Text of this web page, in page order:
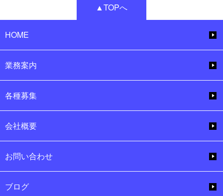
▲TOPへ
HOME
業務案内
各種募集
会社概要
お問い合わせ
ブログ